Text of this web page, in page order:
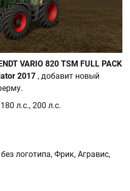
VARIO 820 TSM FULL PACK
V 1.0 для Farming Simulator 2017 , добавит новый
л.с., 200 л.с.
логотипа, Фрик, Агравис,